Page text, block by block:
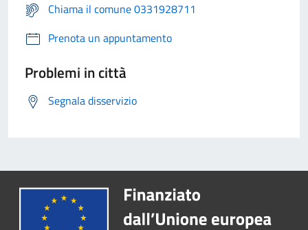
Chiama il comune 0331928711
Prenota un appuntamento
Problemi in città
Segnala disservizio